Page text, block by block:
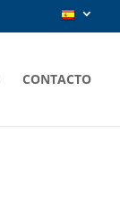
CONTACTO